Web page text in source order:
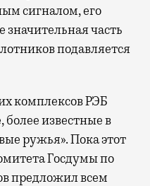
сигналом, его
значительная часть
подавляется
комплексов РЭБ
известные в
ружья». Пока этот
Госдумы по
предложил всем